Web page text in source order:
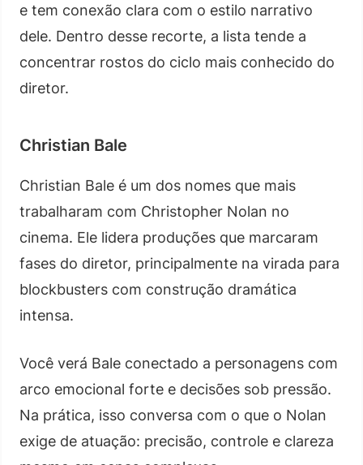
e tem conexão clara com o estilo narrativo
dele. Dentro desse recorte, a lista tende a
concentrar rostos do ciclo mais conhecido do
diretor.
Christian Bale
Christian Bale é um dos nomes que mais
trabalharam com Christopher Nolan no
cinema. Ele lidera produções que marcaram
fases do diretor, principalmente na virada para
blockbusters com construção dramática
intensa.
Você verá Bale conectado a personagens com
arco emocional forte e decisões sob pressão.
Na prática, isso conversa com o que o Nolan
exige de atuação: precisão, controle e clareza